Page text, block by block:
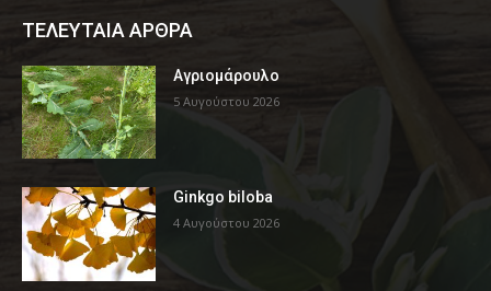
ΤΕΛΕΥΤΑΙΑ ΑΡΘΡΑ
Αγριομάρουλο
5 Αυγούστου 2026
Ginkgo biloba
4 Αυγούστου 2026